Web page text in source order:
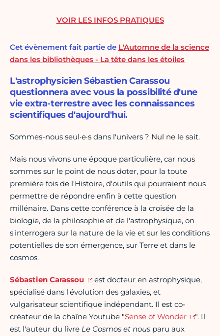
Cet évènement fait partie de L'Automne de la science
dans les bibliothèques - La tête dans les étoiles
L'astrophysicien Sébastien Carassou
questionnera avec vous la possibilité d'une
vie extra-terrestre avec les connaissances
scientifiques d'aujourd'hui.
Sommes-nous seul·e·s dans l'univers ? Nul ne le sait.
Mais nous vivons une époque particulière, car nous
sommes sur le point de nous doter, pour la toute
première fois de l'Histoire, d'outils qui pourraient nous
permettre de répondre enfin à cette question
millénaire. Dans cette conférence à la croisée de la
biologie, de la philosophie et de l'astrophysique, on
s'interrogera sur la nature de la vie et sur les conditions
potentielles de son émergence, sur Terre et dans le
cosmos.
Sébastien Carassou
est docteur en astrophysique,
spécialisé dans l'évolution des galaxies, et
vulgarisateur scientifique indépendant. Il est co-
créateur de la chaîne Youtube "Sense of Wonder
". Il
est l'auteur du livre Le Cosmos et nous paru aux
VOIR LES INFOS PRATIQUES